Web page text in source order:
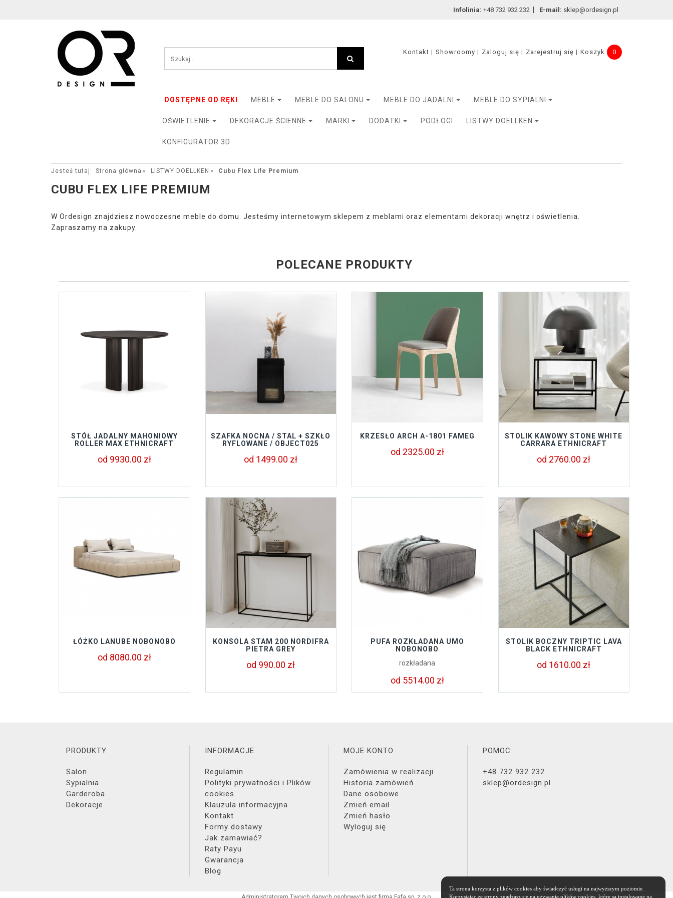
Infolinia: +48 732 932 232 E-mail: sklep@ordesign.pl
Kontakt Showroomy Zaloguj się Zarejestruj się Koszyk 0
DOSTĘPNE OD RĘKI MEBLE MEBLE DO SALONU MEBLE DO JADALNI MEBLE DO SYPIALNI
OŚWIETLENIE DEKORACJE ŚCIENNE MARKI DODATKI PODŁOGI LISTWY DOELLKEN
KONFIGURATOR 3D
Jesteś tutaj: Strona główna LISTWY DOELLKEN Cubu Flex Life Premium
CUBU FLEX LIFE PREMIUM
W Ordesign znajdziesz nowoczesne meble do domu. Jesteśmy internetowym sklepem z meblami oraz elementami dekoracji wnętrz i oświetlenia.
Zapraszamy na zakupy.
POLECANE PRODUKTY
STÓŁ JADALNY MAHONIOWY
ROLLER MAX ETHNICRAFT
od 9930.00 zł
SZAFKA NOCNA / STAL + SZKŁO
RYFLOWANE / OBJECT025
od 1499.00 zł
KRZESŁO ARCH A-1801 FAMEG
od 2325.00 zł
STOLIK KAWOWY STONE WHITE
CARRARA ETHNICRAFT
od 2760.00 zł
ŁÓŻKO LANUBE NOBONOBO
od 8080.00 zł
KONSOLA STAM 200 NORDIFRA
PIETRA GREY
od 990.00 zł
PUFA ROZKŁADANA UMO
NOBONOBO
rozkładana
od 5514.00 zł
STOLIK BOCZNY TRIPTIC LAVA
BLACK ETHNICRAFT
od 1610.00 zł
PRODUKTY
Salon
Sypialnia
Garderoba
Dekoracje
INFORMACJE
Regulamin
Polityki prywatności i Plików
cookies
Klauzula informacyjna
Kontakt
Formy dostawy
Jak zamawiać?
Raty Payu
Gwarancja
Blog
MOJE KONTO
Zamówienia w realizacji
Historia zamówień
Dane osobowe
Zmień email
Zmień hasło
Wyloguj się
POMOC
+48 732 932 232
sklep@ordesign.pl
Ta strona korzysta z plików cookies aby świadczyć usługi na najwyższym poziomie.
Korzystając ze strony zgadzasz się na używanie plików cookies, które są instalowane na